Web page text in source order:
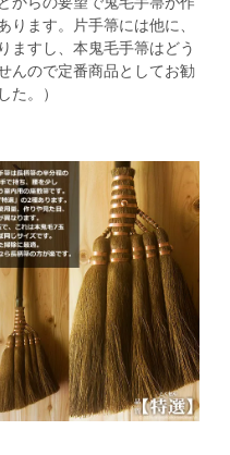
ります。片手箒には他に、
ますし、本鬼毛手箒はどう
んので定番商品としてお勧
た。）